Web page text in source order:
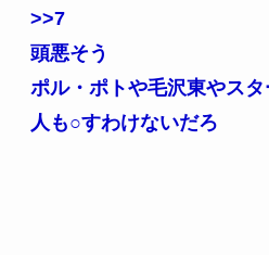
>>7
頭悪そう
ポル・ポトや毛沢東やス
人も○すわけないだろ